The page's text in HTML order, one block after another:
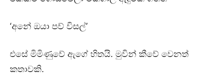
‘අනේ ඔයා පව් විසල්’
එසේ මිමිණුවේ ඇගේ හිතයි. මුවින් කීවේ වෙනත්
කතාවකි.